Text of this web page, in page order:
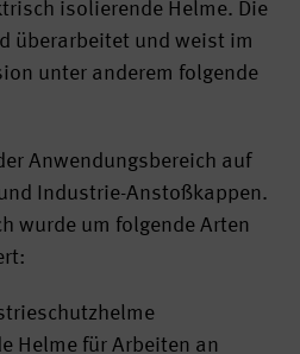
isolierende Helme. Die
überarbeitet und weist im
unter anderem folgende
Anwendungsbereich auf
Industrie-Anstoßkappen.
wurde um folgende Arten
Helme für Arbeiten an